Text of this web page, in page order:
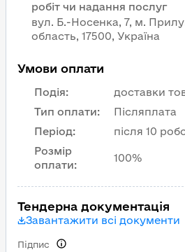
робіт чи надання послуг
вул. Б.-Носенка, 7, м.
область, 17500, Україна
Умови оплати
Подія:
доставки
Тип оплати:
Післяплата
Період:
після 10
Розмір
оплати:
100%
Тендерна документація
Завантажити всі документи
Підпис